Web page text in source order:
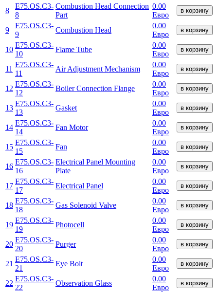
8
E75.OS.C3-
8
Combustion Head Connection
Part
0.00
Евро
в корзину
9
E75.OS.C3-
9
Combustion Head
0.00
Евро
в корзину
10
E75.OS.C3-
10
Flame Tube
0.00
Евро
в корзину
11
E75.OS.C3-
11
Air Adjustment Mechanism
0.00
Евро
в корзину
12
E75.OS.C3-
12
Boiler Connection Flange
0.00
Евро
в корзину
13
E75.OS.C3-
13
Gasket
0.00
Евро
в корзину
14
E75.OS.C3-
14
Fan Motor
0.00
Евро
в корзину
15
E75.OS.C3-
15
Fan
0.00
Евро
в корзину
16
E75.OS.C3-
16
Electrical Panel Mounting
Plate
0.00
Евро
в корзину
17
E75.OS.C3-
17
Electrical Panel
0.00
Евро
в корзину
18
E75.OS.C3-
18
Gas Solenoid Valve
0.00
Евро
в корзину
19
E75.OS.C3-
19
Photocell
0.00
Евро
в корзину
20
E75.OS.C3-
20
Purger
0.00
Евро
в корзину
21
E75.OS.C3-
21
Eye Bolt
0.00
Евро
в корзину
22
E75.OS.C3-
22
Observation Glass
0.00
Евро
в корзину